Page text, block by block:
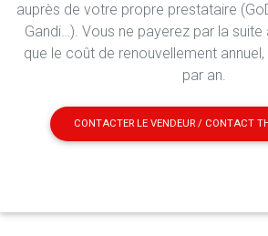
auprès de votre propre prestataire
Gandi…). Vous ne payerez par la
que le coût de renouvellement
par an.
CONTACTER LE VENDEUR / CONTACT